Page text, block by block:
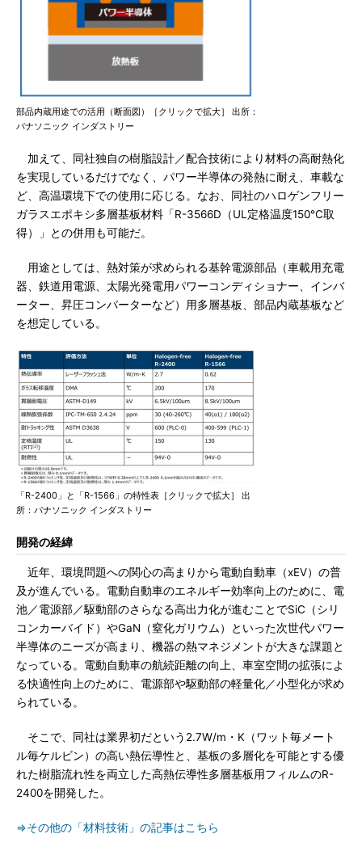
部品内蔵用途での活用（断面図）［クリックで拡大］ 出所：
パナソニック インダストリー
加えて、同社独自の樹脂設計／配合技術により材料の高耐熱化
を実現しているだけでなく、パワー半導体の発熱に耐え、車載な
ど、高温環境下での使用に応じる。なお、同社のハロゲンフリー
ガラスエポキシ多層基板材料「R-3566D（UL定格温度150℃取
得）」との併用も可能だ。
用途としては、熱対策が求められる基幹電源部品（車載用充電
器、鉄道用電源、太陽光発電用パワーコンディショナー、インバ
ーター、昇圧コンバーターなど）用多層基板、部品内蔵基板など
を想定している。
「R-2400」と「R-1566」の特性表［クリックで拡大］ 出
所：パナソニック インダストリー
開発の経緯
近年、環境問題への関心の高まりから電動自動車（xEV）の普
及が進んでいる。電動自動車のエネルギー効率向上のために、電
池／電源部／駆動部のさらなる高出力化が進むことでSiC（シリ
コンカーバイド）やGaN（窒化ガリウム）といった次世代パワー
半導体のニーズが高まり、機器の熱マネジメントが大きな課題と
なっている。電動自動車の航続距離の向上、車室空間の拡張によ
る快適性向上のために、電源部や駆動部の軽量化／小型化が求め
られている。
そこで、同社は業界初だという2.7W/m・K（ワット毎メート
ル毎ケルビン）の高い熱伝導性と、基板の多層化を可能とする優
れた樹脂流れ性を両立した高熱伝導性多層基板用フィルムのR-
2400を開発した。
⇒その他の「材料技術」の記事はこちら